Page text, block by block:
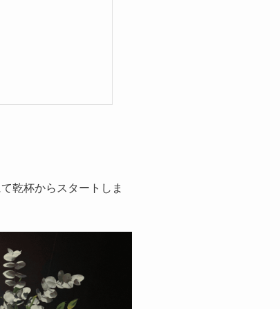
乾杯からスタートしま